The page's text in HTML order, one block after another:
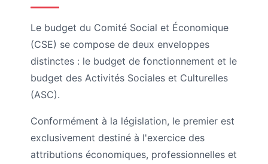
Le budget du Comité Social et Économique
(CSE) se compose de deux enveloppes
distinctes : le budget de fonctionnement et le
budget des Activités Sociales et Culturelles
(ASC).
Conformément à la législation, le premier est
exclusivement destiné à l'exercice des
attributions économiques, professionnelles et